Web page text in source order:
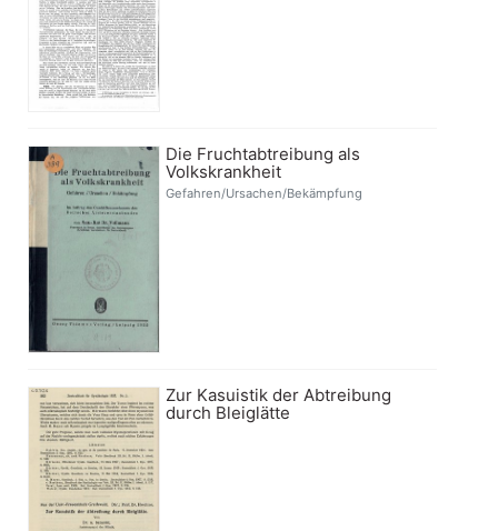
Die Fruchtabtreibung als
Volkskrankheit
Gefahren/Ursachen/Bekämpfung
Zur Kasuistik der Abtreibung
durch Bleiglätte